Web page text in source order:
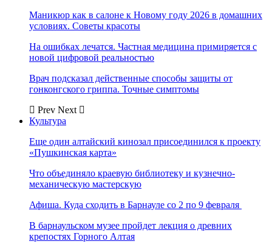
Маникюр как в салоне к Новому году 2026 в домашних
условиях. Советы красоты
На ошибках лечатся. Частная медицина примиряется с
новой цифровой реальностью
Врач подсказал действенные способы защиты от
гонконгского гриппа. Точные симптомы
Prev Next
Культура
Еще один алтайский кинозал присоединился к проекту
«Пушкинская карта»
Что объединяло краевую библиотеку и кузнечно-
механическую мастерскую
Афиша. Куда сходить в Барнауле со 2 по 9 февраля
В барнаульском музее пройдет лекция о древних
крепостях Горного Алтая